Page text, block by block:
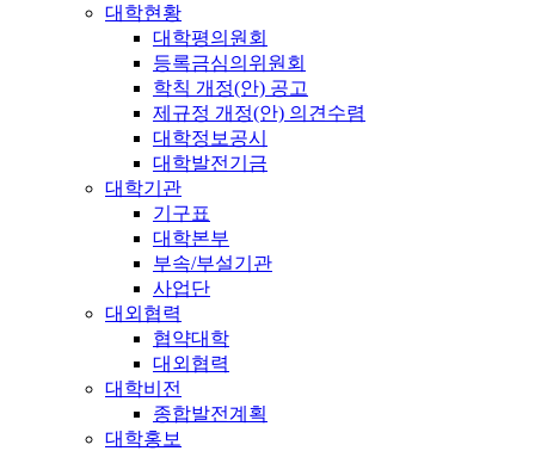
대학현황
대학평의원회
등록금심의위원회
학칙 개정(안) 공고
제규정 개정(안) 의견수렴
대학정보공시
대학발전기금
대학기관
기구표
대학본부
부속/부설기관
사업단
대외협력
협약대학
대외협력
대학비전
종합발전계획
대학홍보